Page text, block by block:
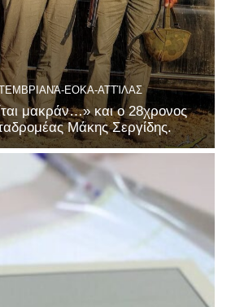
ΕΟΚΑ-ΑΤΤΊΛΑΣ
μακράν…» και ο 28χρονος
Μάκης Σεργίδης.